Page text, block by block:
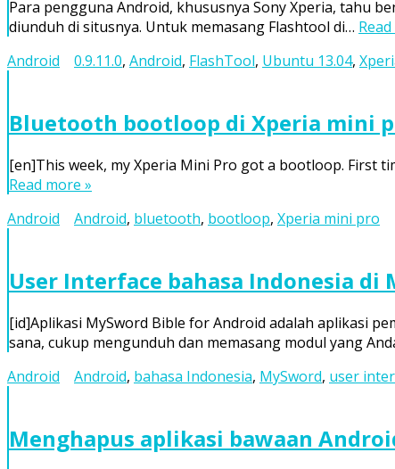
Para pengguna Android, khususnya Sony Xperia, tahu
diunduh di situsnya. Untuk memasang Flashtool di…
Android
0.9.11.0, Android, FlashTool, Ubuntu 13.04,
Bluetooth bootloop di Xperia mini
[en]This week, my Xperia Mini Pro got a bootloop. First
Read more »
Android
Android, bluetooth, bootloop, Xperia mini pro
User Interface bahasa Indonesia di
[id]Aplikasi MySword Bible for Android adalah aplikasi
sana, cukup mengunduh dan memasang modul yang
Android
Android, bahasa Indonesia, MySword, user
Menghapus aplikasi bawaan